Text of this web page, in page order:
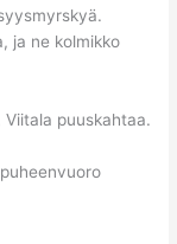
ja ne kolmikko
puuskahtaa.